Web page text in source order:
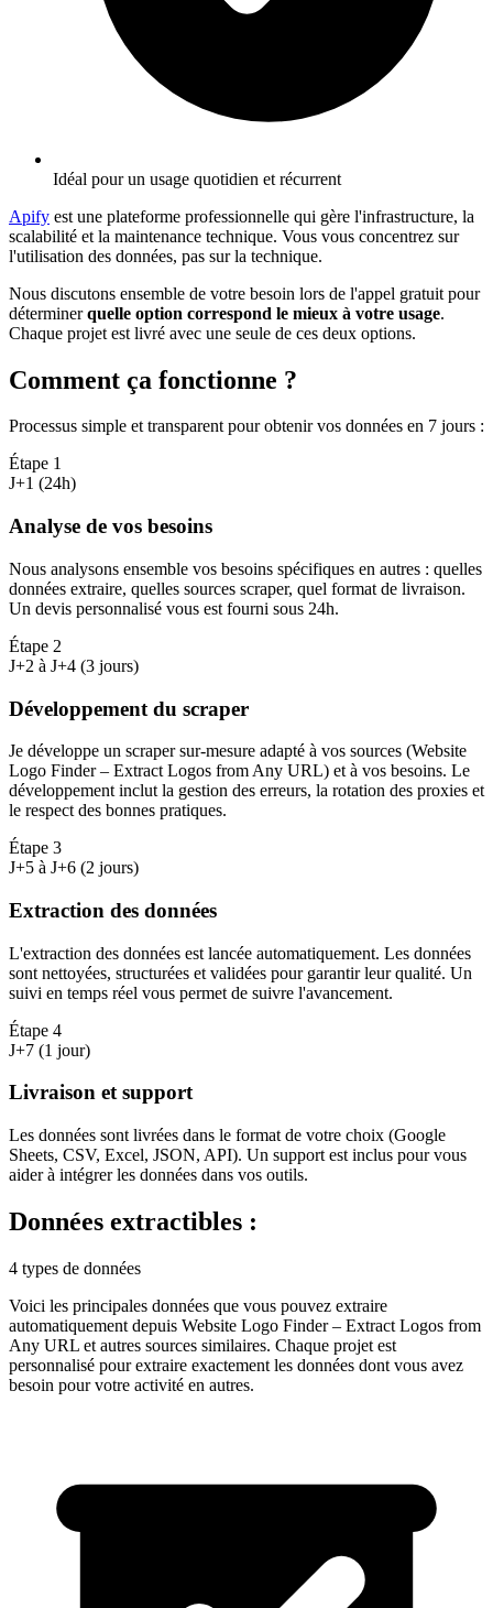
Idéal pour un usage quotidien et récurrent
Apify est une plateforme professionnelle qui gère l'infrastructure, la
scalabilité et la maintenance technique. Vous vous concentrez sur
l'utilisation des données, pas sur la technique.
Nous discutons ensemble de votre besoin lors de l'appel gratuit pour
déterminerquelle option correspond le mieux à votre usage.
Chaque projet est livré avec une seule de ces deux options.
Comment ça fonctionne ?
Processus simple et transparent pour obtenir vos données en 7 jours :
Étape 1
J+1 (24h)
Analyse de vos besoins
Nous analysons ensemble vos besoins spécifiques en autres : quelles
données extraire, quelles sources scraper, quel format de livraison.
Un devis personnalisé vous est fourni sous 24h.
Étape 2
J+2 à J+4 (3 jours)
Développement du scraper
Je développe un scraper sur-mesure adapté à vos sources (Website
Logo Finder – Extract Logos from Any URL) et à vos besoins. Le
développement inclut la gestion des erreurs, la rotation des proxies et
le respect des bonnes pratiques.
Étape 3
J+5 à J+6 (2 jours)
Extraction des données
L'extraction des données est lancée automatiquement. Les données
sont nettoyées, structurées et validées pour garantir leur qualité. Un
suivi en temps réel vous permet de suivre l'avancement.
Étape 4
J+7 (1 jour)
Livraison et support
Les données sont livrées dans le format de votre choix (Google
Sheets, CSV, Excel, JSON, API). Un support est inclus pour vous
aider à intégrer les données dans vos outils.
Données extractibles :
4 types de données
Voici les principales données que vous pouvez extraire
automatiquement depuis Website Logo Finder – Extract Logos from
Any URL et autres sources similaires. Chaque projet est
personnalisé pour extraire exactement les données dont vous avez
besoin pour votre activité en autres.